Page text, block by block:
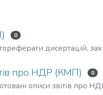
0
дисертацій,
про НДР (КМП) 0
описи звітів про